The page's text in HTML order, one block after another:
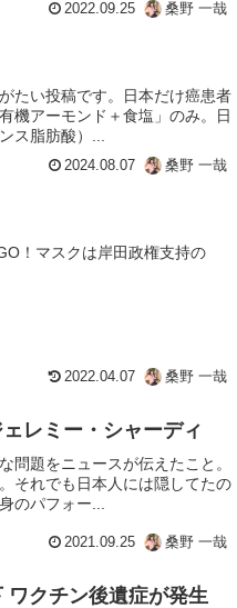
2022.09.25 桑野 一哉
たい投稿です。日本だけ癌患者
機アーモンド＋食塩」のみ。日
ス脂肪酸）...
2024.08.07 桑野 一哉
！マスクは岸田政権支持の
2022.04.07 桑野 一哉
レミー・シャーディ
問題をニュースが伝えたこと。
それでも日本人には隠してたの
のパフォー...
2021.09.25 桑野 一哉
クチン後遺症が発生